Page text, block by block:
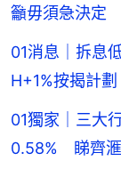
籲毋須急決定
01消息｜拆息
H+1%按揭計劃
01獨家｜三大
0.58% 睇齊